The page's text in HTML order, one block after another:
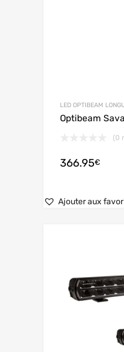
LED OPTIBEAM
Optibeam
(0
366.95€
Ajouter aux